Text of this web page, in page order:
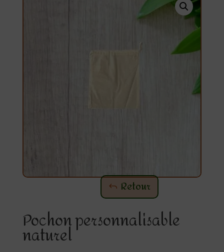
Retour
Pochon personnalisable
naturel